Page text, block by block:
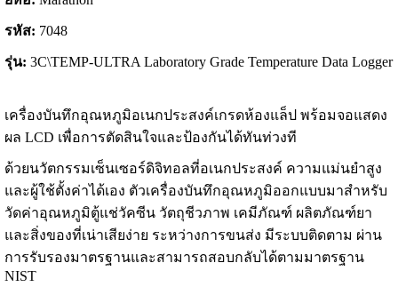
รหัส: 7048
รุ่น: 3C\TEMP-ULTRA Laboratory Grade Temperature Data Logger
เครื่องบันทึกอุณหภูมิอเนกประสงค์เกรดห้องแล็ป พร้อมจอแสดง
ผล LCD เพื่อการตัดสินใจและป้องกันได้ทันท่วงที
ด้วยนวัตกรรมเซ็นเซอร์ดิจิทอลที่อเนกประสงค์ ความแม่นยำสูง
และผู้ใช้ตั้งค่าได้เอง ตัวเครื่องบันทึกอุณหภูมิออกแบบมาสำหรับ
วัดค่าอุณหภูมิตู้แช่วัคซีน วัตถุชีวภาพ เคมีภัณฑ์ ผลิตภัณฑ์ยา
และสิ่งของที่เน่าเสียง่าย ระหว่างการขนส่ง มีระบบติดตาม ผ่าน
การรับรองมาตรฐานและสามารถสอบกลับได้ตามมาตรฐาน
NIST